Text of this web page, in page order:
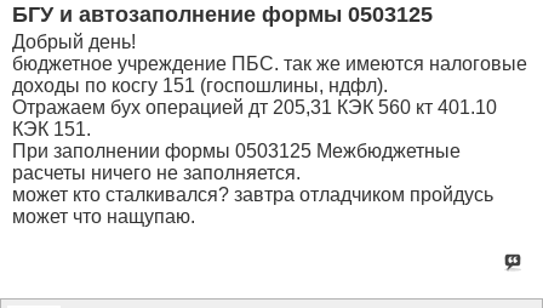
499
₽
-15%
Отмена Оплатить
БГУ и автозаполнение формы 0503125
Добрый день!
бюджетное учреждение ПБС. так же имеются налоговые
доходы по косгу 151 (госпошлины, ндфл).
Отражаем бух операцией дт 205,31 КЭК 560 кт 401.10
КЭК 151.
При заполнении формы 0503125 Межбюджетные
расчеты ничего не заполняется.
может кто сталкивался? завтра отладчиком пройдусь
может что нащупаю.